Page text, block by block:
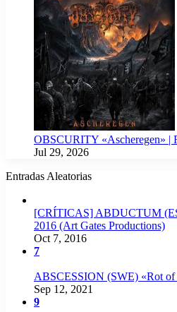
OBSCURITY «Ascheregen» |
Jul 29, 2026
Entradas Aleatorias
[CRÍTICAS] ABDUCTUM
2016 (Art Gates Productions)
Oct 7, 2016
7
ABSCESSION (SWE) «Rot of
Sep 12, 2021
9